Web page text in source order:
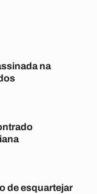
na
de esquartejar